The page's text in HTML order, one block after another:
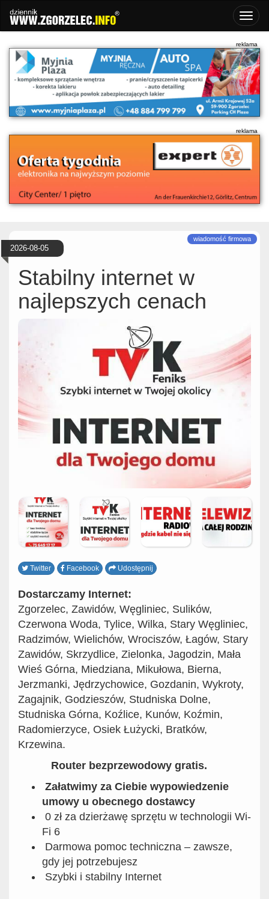
2026-08-05
Stabilny internet w
najlepszych cenach
Twitter Facebook Udostępnij
Dostarczamy Internet:
Zgorzelec, Zawidów, Węgliniec, Sulików,
Czerwona Woda, Tylice, Wilka, Stary Węgliniec,
Radzimów, Wielichów, Wrociszów, Łagów, Stary
Zawidów, Skrzydlice, Zielonka, Jagodzin, Mała
Wieś Górna, Miedziana, Mikułowa, Bierna,
Jerzmanki, Jędrzychowice, Gozdanin, Wykroty,
Zagajnik, Godzieszów, Studniska Dolne,
Studniska Górna, Koźlice, Kunów, Koźmin,
Radomierzyce, Osiek Łużycki, Bratków,
Krzewina.
Router bezprzewodowy gratis.
Załatwimy za Ciebie wypowiedzenie
umowy u obecnego dostawcy
0 zł za dzierżawę sprzętu w technologii Wi-
Fi 6
Darmowa pomoc techniczna – zawsze,
gdy jej potrzebujesz
Szybki i stabilny Internet